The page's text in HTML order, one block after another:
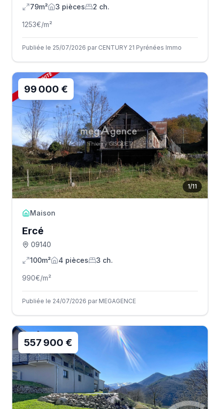
79m²
3 pièces 2 ch.
1253€/m²
Publiée le 25/07/2026 par CENTURY 21 Pyrénées Immo
1/11
99 000 €
Maison
Ercé
09140
100m²
4 pièces 3 ch.
990€/m²
Publiée le 24/07/2026 par MEGAGENCE
557 900 €